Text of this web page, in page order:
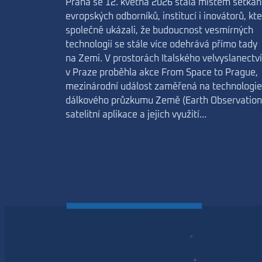
Praha se 12. května 2026 stala místem
evropských odborníků, institucí i inovátorů,
společně ukázali, že budoucnost vesmírných
technologií se stále více odehrává přímo tady
na Zemi. V prostorách Italského velvyslanectví
v Praze proběhla akce From Space to Prague,
mezinárodní událost zaměřená na technologie
dálkového průzkumu Země (Earth
satelitní aplikace a jejich využití…